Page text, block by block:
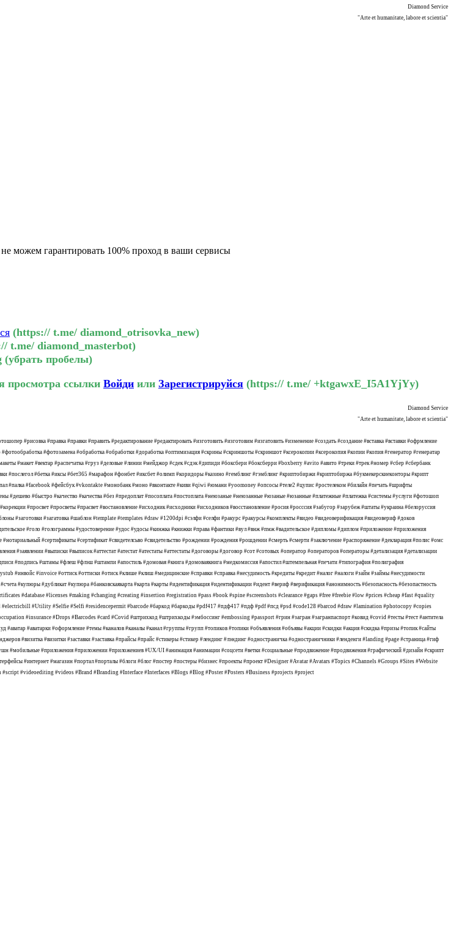
Diamond Service
"Arte et humanitate, labore et scientia"
можем гарантировать 100% проход в ваши сервисы
(https:// t.me/ diamond_otrisovka_new)
t.me/ diamond_masterbot)
(убрать пробелы)
просмотра ссылки Войди или Зарегистрируйся (https:// t.me/ +ktgawxE_I5A1YjYy)
Diamond Service
"Arte et humanitate, labore et scientia"
#рисовка #правка #правки #править #редактирование #редактировать #изготовить #изготовим #изгатовить #изменение #создать #создание #вставка #вставки #офрмление
#фотозамена #обработка #обработки #доработка #оптимизация #скрины #скриншоты #скриншот #ксерокопии #ксерокопия #копии #копия #генератор #генератар
#макет #вектар #распечатка #груз #деловые #линии #мейджор #сдек #сдэк #дипиди #боксбери #боксберри #boxberry #avito #авито #треки #трек #номер #сбер #сбербанк
#бетка #иксы #бет365 #марафон #фонбет #иксбет #олимп #коридоры #казино #гемблинг #гэмблинг #криптобиржи #криптобиржа #букмекерскиеконторы #крипт
#палка #facebook #фейсбук #vkontakte #монобанк #моно #вконтакте #киви #qiwi #юмани #yoomoney #опсосы #теле2 #цупис #ростелеком #билайн #печать #шрифты
#дешево #быстро #качество #качества #без #предоплат #посоплата #постоплата #неюзаные #неюзанные #юзаные #юзанные #платежные #платежка #системы #услуги #фотошоп
#просвет #просветы #прасвет #востановление #исходник #исходники #исходников #восстановление #росия #росссия #забугор #зарубеж #штаты #украина #белоруссия
#заготовки #загатовка #шаблон #template #templates #draw #1200dpi #сэлфи #селфи #ракурс #ракурсы #комплекты #видео #видеоверификация #видеовериф #доков
#голо #голограммы #удостоверение #удос #удосы #кинжка #книжки #права #фантики #вул #внж #пмж #вадительское #дипломы #диплом #приложение #приложения
#сертификаты #сертификат #свидетелсьво #свидетельство #рождении #рождения #рошдении #смерть #смерти #заключение #распоряжение #декларация #полис #омс
#заявлении #выписки #выписок #аттестат #атестат #атестаты #аттестаты #договоры #договор #сот #сотовых #оператор #операторов #операторы #детализация #детализации
#подпись #штамы #флеш #флэш #штампи #апостиль #домовая #книга #домоваякнига #медкомиссия #апостил #штемпельная #печати #типография #полиграфия
#инвойс #invoice #оттиск #оттиски #отиск #клише #клиш #медицинские #справки #справка #несудимость #кредиты #кредит #налог #налоги #займ #займы #несудимости
#купюры #дубликат #купюра #банковскаякарта #карта #карты #идентификация #идентификации #идент #вериф #верификация #анонимность #безопасность #безопастность
#database #licenses #making #changing #creating #insertion #registration #pass #book #spine #screenshots #clearance #gaps #free #freebie #low #prices #cheap #fast #quality
#Utility #Selfie #Selfi #residencepermit #barcode #баркод #баркоды #pdf417 #пдф417 #пдф #pdf #псд #psd #code128 #barcod #draw #lamination #photocopy #copies
#insurance #Drops #Barcodes #card #Covid #штрихкод #штрихкоды #эмбоссинг #embossing #passport #грин #загран #загранпаспорт #ковид #covid #тесты #тест #антитела
#аватарки #оформление #темы #каналов #каналы #канал #группы #групп #топиков #топики #объявления #объявы #акции #скидки #акция #скидка #призы #топик #сайты
#визитка #визитки #заставки #заставка #прайсы #прайс #стикеры #стикер #лендинг #лэндинг #одностраничка #одностраничники #ленденги #landing #page #страница #гиф
#мобильные #приложения #приложении #приложениев #UX/UI #анимация #анимации #соцсети #ветки #социальные #продвижение #продвижения #графический #дизайн #скрипт
#интернет #магазин #портал #порталы #блоги #блог #постер #постеры #бизнес #проекты #проект #Designer #Avatar #Avatars #Topics #Channels #Groups #Sites #Website
#videoediting #videos #Brand #Branding #Interface #Interfaces #Blogs #Blog #Poster #Posters #Business #projects #project